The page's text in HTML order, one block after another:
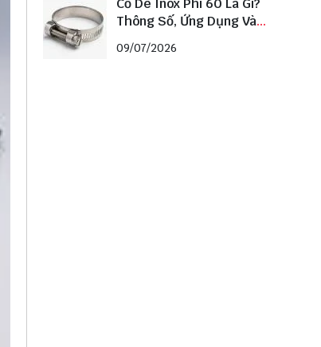
Thông Số, Ứng Dụng Và
Cách Chọn Đúng Kích
Thước
09/07/2026